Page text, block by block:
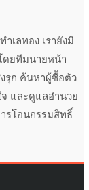
เลทอง เรายังมี
ดยทีมนายหน้า
รุก ค้นหาผู้ซื้อตัว
และดูแลอำนวย
รโอนกรรมสิทธิ์